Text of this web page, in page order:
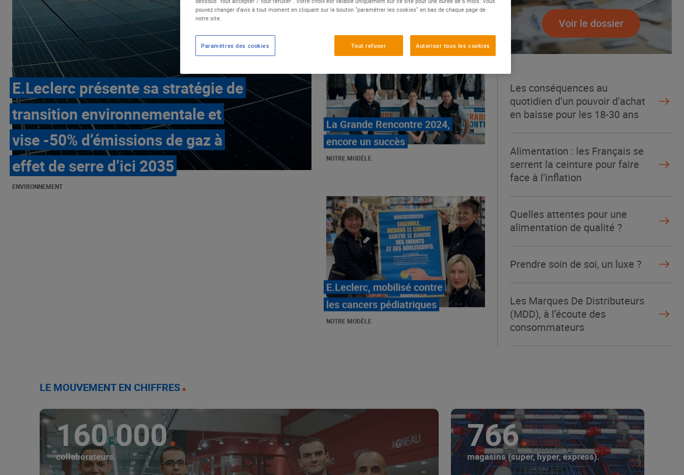
E.Leclerc présente sa stratégie de
transition environnementale et
vise -50% d’émissions de gaz à
effet de serre d’ici 2035
ENVIRONNEMENT
E.Leclerc, mobilisé contre
les cancers pédiatriques
NOTRE MODÈLE
LE MOUVEMENT
E.LECLERC ET SES
COMBATS
NOTRE MODÈLE
« Repérage » - La nouvelle
revue de tendances de
Marque Repère
Voir le dossier
Les conséquences au
quotidien d’un pouvoir d’achat
en baisse pour les 18-30 ans
Alimentation : les Français se
serrent la ceinture pour faire
face à l’inflation
Quelles attentes pour une
alimentation de qualité ?
Prendre soin de soi, un luxe ?
Les Marques De Distributeurs
(MDD), à l’écoute des
consommateurs
LE MOUVEMENT EN CHIFFRES
160 000
collaborateurs.
766
magasins (super, hyper, express).
pouvez changer d'avis à tout moment en cliquant sur le bouton "paramétrer les cookies" en bas de chaque page de
notre site.
Tout refuser Autoriser tous les cookies
Paramètres des cookies